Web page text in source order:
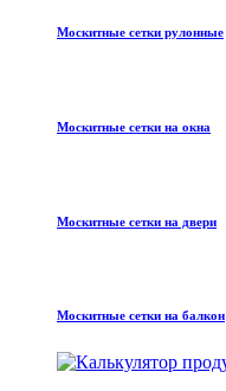
Москитные сетки рулонные
Москитные сетки на окна
Москитные сетки на двери
Москитные сетки на балкон